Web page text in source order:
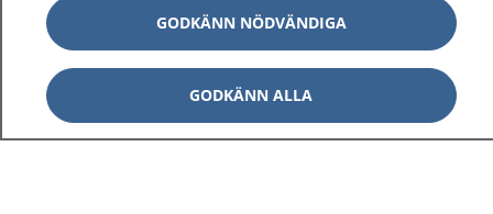
sjukdomar och vilka mottagningar du kan kontakta.
Logga in för att läsa din journal och göra dina
vårdärenden. Ring telefonnummer 1177 för
sjukvårdsrådgivning dygnet runt.
1177 ger dig råd när du vill må bättre.
GODKÄNN NÖDVÄNDIGA
GODKÄNN ALLA